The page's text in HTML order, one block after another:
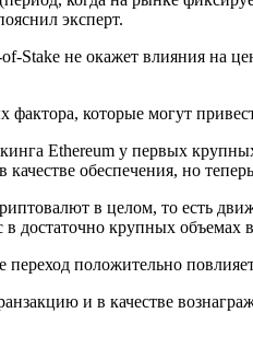
эксперт.
Stake не окажет влияния на
фактора, которые могут
Ethereum у первых
обеспечения, но
в целом, то есть
в достаточно крупных
положительно
и в качестве